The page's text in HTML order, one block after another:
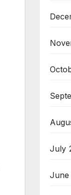
July
June